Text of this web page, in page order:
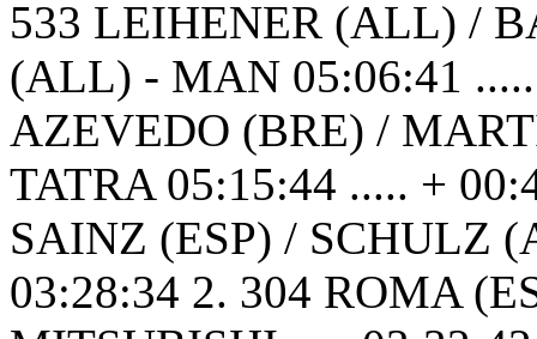
533 LEIHENER (ALL) /
(ALL) - MAN 05:06:41
AZEVEDO (BRE) /
TATRA 05:15:44 ..... +
SAINZ (ESP) / SCHULZ
03:28:34 2. 304 ROMA